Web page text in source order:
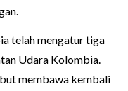
telah mengatur tiga
Udara Kolombia.
membawa kembali